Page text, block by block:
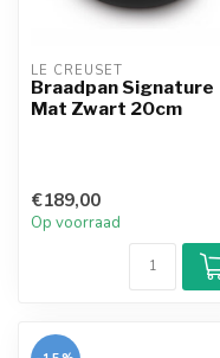
LE CREUSET
Braadpan Signature
Mat Zwart 20cm
€189,00
Op voorraad